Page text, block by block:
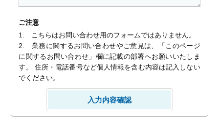
ご注意
1. こちらはお問い合わせ用のフォームではありません。
2. 業務に関するお問い合わせやご意見は、「このページ
に関するお問い合わせ」欄に記載の部署へお願いいたしま
す。 住所・電話番号など個人情報を含む内容は記入しない
でください。